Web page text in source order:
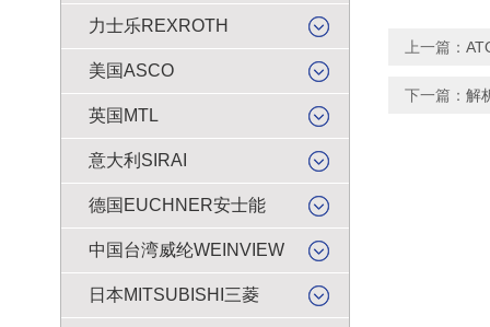
力士乐REXROTH
美国ASCO
英国MTL
意大利SIRAI
德国EUCHNER安士能
中国台湾威纶WEINVIEW
日本MITSUBISHI三菱
上一篇：
下一篇： 解